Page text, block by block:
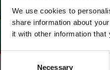
We use cookies to
share information about
it with other information that
Consent
Necessary
Jag samtycker till Tehuset Javas